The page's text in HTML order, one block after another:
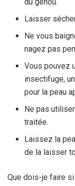
Laisser
Ne vous
nagez pas
Vous pouvez
insectifuge,
pour la peau
Ne pas
traitée.
Laissez la
de la laisser
Que dois-je faire si